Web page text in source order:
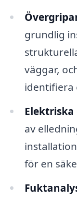
grundlig
väggar,
identifiera
Elektriska
av
för en